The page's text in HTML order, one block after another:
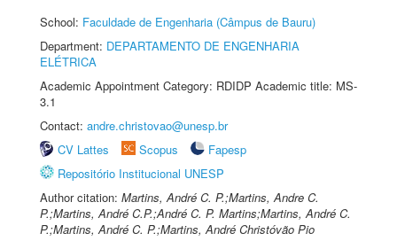
School: Faculdade de Engenharia (Câmpus de Bauru)
Department: DEPARTAMENTO DE ENGENHARIA
ELÉTRICA
Academic Appointment Category: RDIDP Academic title: MS-
3.1
Contact: andre.christovao@unesp.br
CV Lattes
Scopus
Fapesp
Repositório Institucional UNESP
Author citation: Martins, André C. P.;Martins, Andre C.
P.;Martins, André C.P.;André C. P. Martins;Martins, André C.
P.;Martins, André C. P.;Martins, André Christóvão Pio